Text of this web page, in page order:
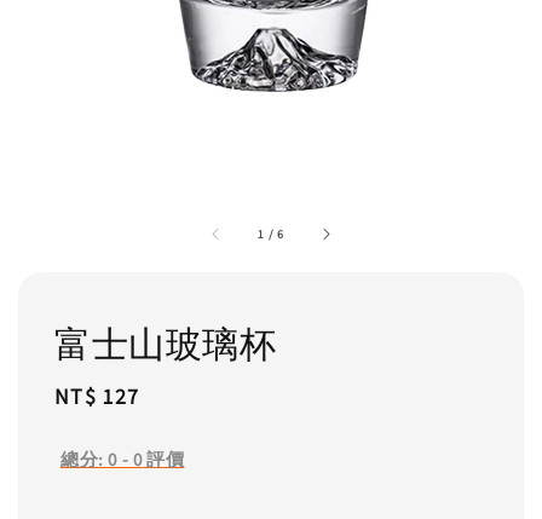
1 /6
富士山玻璃杯
Regular
NT$ 127
總分:0 - 0評價